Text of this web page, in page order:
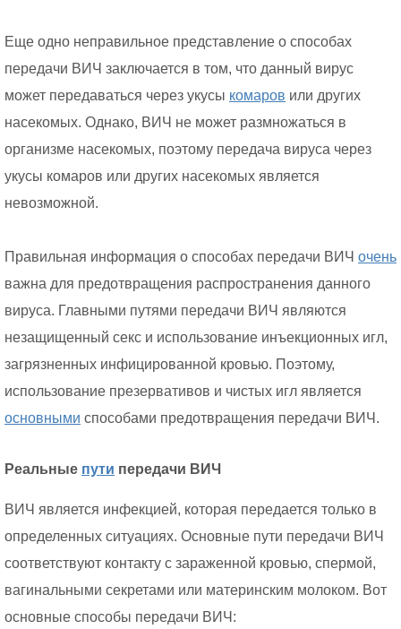
Еще одно неправильное представление о способах
передачи ВИЧ заключается в том, что данный вирус
может передаваться через укусы комаров или других
насекомых. Однако, ВИЧ не может размножаться в
организме насекомых, поэтому передача вируса через
укусы комаров или других насекомых является
невозможной.
Правильная информация о способах передачи ВИЧ очень
важна для предотвращения распространения данного
вируса. Главными путями передачи ВИЧ являются
незащищенный секс и использование инъекционных игл,
загрязненных инфицированной кровью. Поэтому,
использование презервативов и чистых игл является
основными способами предотвращения передачи ВИЧ.
Реальные пути передачи ВИЧ
ВИЧ является инфекцией, которая передается только в
определенных ситуациях. Основные пути передачи ВИЧ
соответствуют контакту с зараженной кровью, спермой,
вагинальными секретами или материнским молоком. Вот
основные способы передачи ВИЧ: